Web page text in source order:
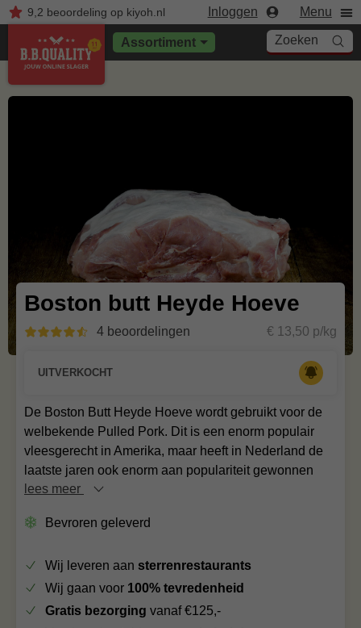
9,2 beoordelingop kiyoh.nl Inloggen Menu
Assortiment Zoeken
Boston butt Heyde Hoeve
4 beoordelingen € 13,50 p/kg
De Boston Butt Heyde Hoeve wordt gebruikt voor de
welbekende Pulled Pork. Dit is een enorm populair
vleesgerecht in Amerika, maar heeft in Nederland de
laatste jaren ook enorm aan populariteit gewonnen
lees meer
Bevroren geleverd
UITVERKOCHT
Wij leveren aan sterrenrestaurants
Wij gaan voor 100% tevredenheid
Gratis bezorging vanaf €125,-